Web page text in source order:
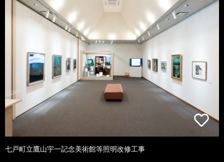
七戸町立鷹山宇一記念美術館等照明改修工事